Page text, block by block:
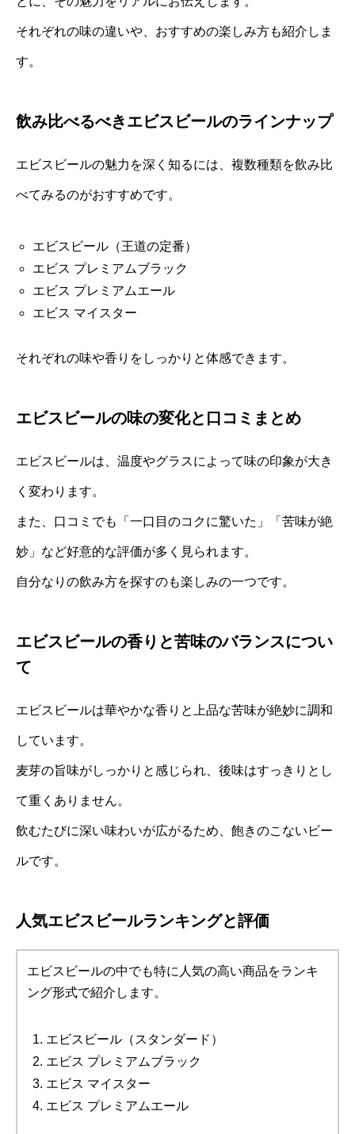
それぞれの味の違いや、おすすめの楽しみ方も紹介しま
す。
飲み比べるべきエビスビールのラインナップ
エビスビールの魅力を深く知るには、複数種類を飲み比
べてみるのがおすすめです。
エビスビール（王道の定番）
エビス プレミアムブラック
エビス プレミアムエール
エビス マイスター
それぞれの味や香りをしっかりと体感できます。
エビスビールの味の変化と口コミまとめ
エビスビールは、温度やグラスによって味の印象が大き
く変わります。
また、口コミでも「一口目のコクに驚いた」「苦味が絶
妙」など好意的な評価が多く見られます。
自分なりの飲み方を探すのも楽しみの一つです。
エビスビールの香りと苦味のバランスについ
て
エビスビールは華やかな香りと上品な苦味が絶妙に調和
しています。
麦芽の旨味がしっかりと感じられ、後味はすっきりとし
て重くありません。
飲むたびに深い味わいが広がるため、飽きのこないビー
ルです。
人気エビスビールランキングと評価
エビスビールの中でも特に人気の高い商品をランキ
ング形式で紹介します。
エビスビール（スタンダード）
エビス プレミアムブラック
エビス マイスター
エビス プレミアムエール